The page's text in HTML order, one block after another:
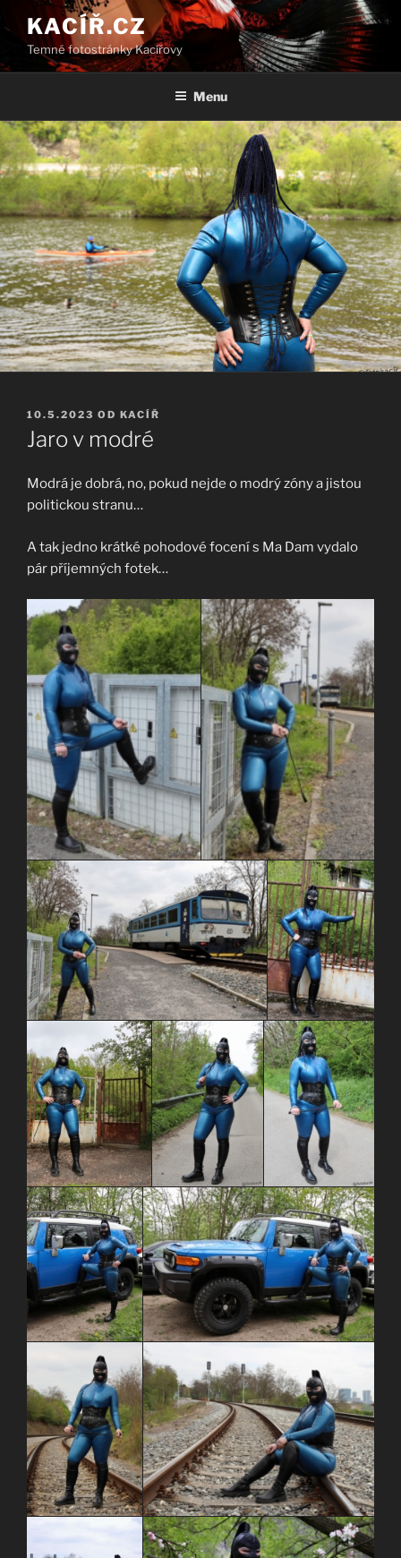
k
obsahu
webu
KACÍŘ.CZ
Temné fotostránky Kacířovy
Menu
PUBLIKOVÁNO
10.5.2023 OD KACÍŘ
Jaro v modré
Modrá je dobrá, no, pokud nejde o modrý zóny a jistou
politickou stranu…
A tak jedno krátké pohodové focení s Ma Dam vydalo
pár příjemných fotek…